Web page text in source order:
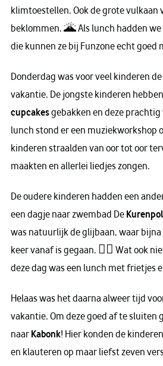
klimtoestellen. Ook de grote
beklommen. 🌋 Als lunch hadden
die kunnen ze bij Funzone echt goed
Donderdag was voor veel kinderen
vakantie. De jongste kinderen
cupcakesgebakken en deze
lunch stond er een muziekworkshop
kinderen straalden van oor tot oor
maakten en allerlei liedjes zongen.
De oudere kinderen hadden een
een dagje naar zwembad De
was natuurlijk de glijbaan, waar
keer vanaf is gegaan. 🏊‍♂️ Wat ook
deze dag was een lunch met frietjes
Helaas was het daarna alweer tijd
vakantie. Om deze goed af te sluiten
naarKabonk! Hier konden de
en klauteren op maar liefst zeven